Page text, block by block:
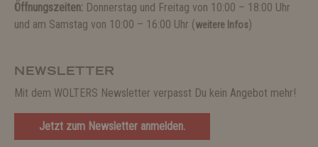
Öffnungszeiten: Donnerstag und Freitag von 10:00 – 18:00 Uhr
und am Samstag von 10:00 – 16:00 Uhr (weitere Infos)
NEWSLETTER
Mit dem WOLTERS Newsletter verpasst Du kein Angebot mehr!
Jetzt zum Newsletter anmelden.